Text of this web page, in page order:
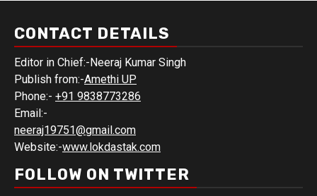
CONTACT DETAILS
Editor in Chief:-Neeraj Kumar Singh
Publish from:-Amethi UP
Phone:- +91 9838773286
Email:-
neeraj19751@gmail.com
Website:-www.lokdastak.com
FOLLOW ON TWITTER